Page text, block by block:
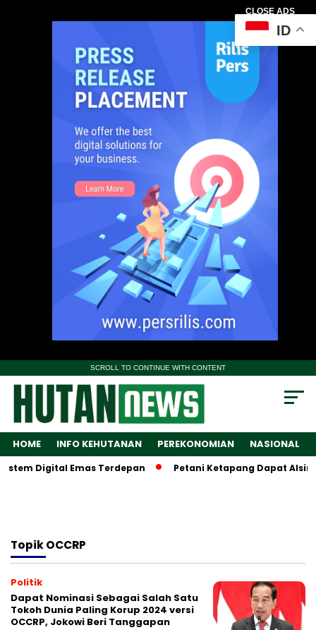
CLOSE ADS
SCROLL TO CONTINUE WITH CONTENT
HOME INFO KEHUTANAN PEREKONOMIAN NASIONAL
Digital Emas Terdepan Petani Ketapang Dapat
TopikOCCRP
Politik
Dapat Nominasi Sebagai Salah Satu
Tokoh Dunia Paling Korup 2024 versi
OCCRP, Jokowi Beri Tanggapan
ID